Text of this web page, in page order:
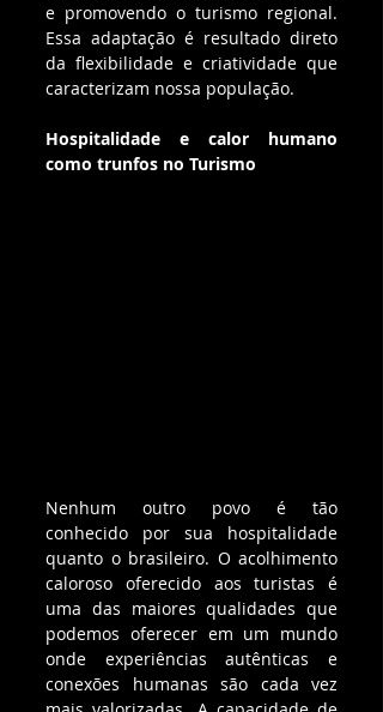
e promovendo o turismo regional.
Essa adaptação é resultado direto
da flexibilidade e criatividade que
caracterizam nossa população.
Hospitalidade e calor humano
como trunfos no Turismo
Nenhum outro povo é tão
conhecido por sua hospitalidade
quanto o brasileiro. O acolhimento
caloroso oferecido aos turistas é
uma das maiores qualidades que
podemos oferecer em um mundo
onde experiências autênticas e
conexões humanas são cada vez